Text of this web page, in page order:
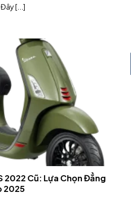
[...]
2022 Cũ: Lựa Chọn Đẳng
2025